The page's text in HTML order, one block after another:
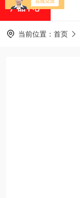
产品中心
当前位置： 首页